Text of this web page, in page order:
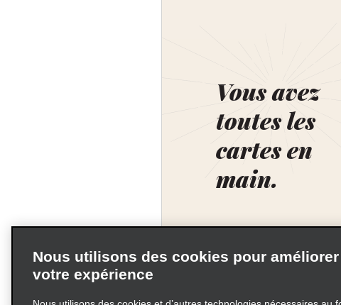
Vous avez
toutes les
cartes en
main.
Nous utilisons des cookies pour améliorer
votre expérience